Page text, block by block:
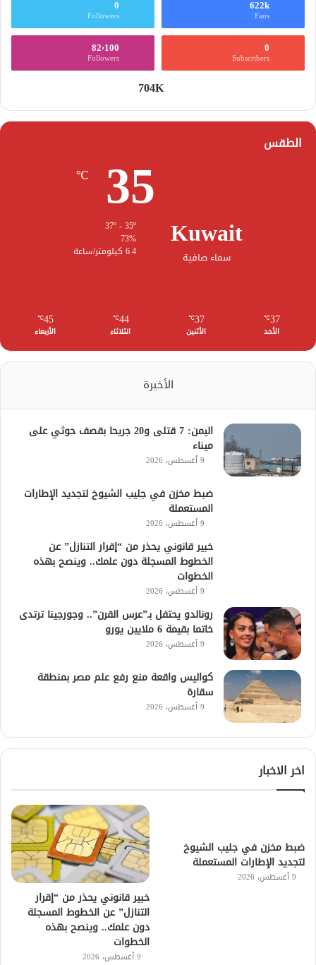
622k
Fans
0
Followers
0
Subscribers
82٬100
Followers
704K
الطقس
Kuwait
سماء صافية
35
℃
73%
6.4 كيلومتر/ساعة
37
℃
الأحد
37
℃
الأثنين
44
℃
الثلاثاء
45
℃
الأربعاء
الأخيرة
اليمن: 7 قتلى و20 جريحا بقصف حوثي على
ميناء
9 أغسطس، 2026
ضبط مخزن في جليب الشيوخ لتجديد الإطارات
المستعملة
9 أغسطس، 2026
خبير قانوني يحذر من “إقرار التنازل” عن
الخطوط المسجلة دون علمك.. وينصح بهذه
الخطوات
9 أغسطس، 2026
رونالدو يحتفل بـ”عرس القرن”.. وجورجينا ترتدى
خاتما بقيمة 6 ملايين يورو
9 أغسطس، 2026
كواليس واقعة منع رفع علم مصر بمنطقة
سقارة
9 أغسطس، 2026
اخر الاخبار
ضبط مخزن في جليب الشيوخ
لتجديد الإطارات المستعملة
9 أغسطس، 2026
خبير قانوني يحذر من “إقرار
التنازل” عن الخطوط المسجلة
دون علمك.. وينصح بهذه
الخطوات
9 أغسطس، 2026